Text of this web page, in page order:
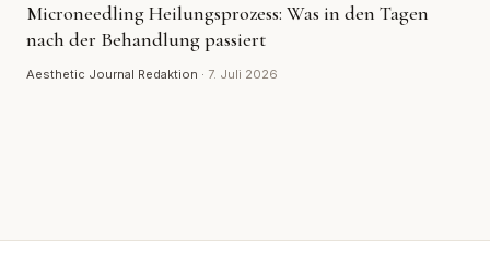
Microneedling Heilungsprozess: Was in den Tagen
nach der Behandlung passiert
Aesthetic Journal Redaktion · 7. Juli 2026